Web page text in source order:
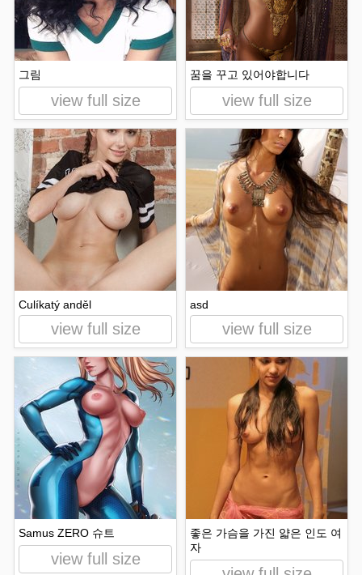
그림
view full size
꿈을 꾸고 있어야합니다
view full size
Culíkatý anděl
view full size
asd
view full size
Samus ZERO 슈트
view full size
좋은 가슴을 가진 얇은 인도 여
자